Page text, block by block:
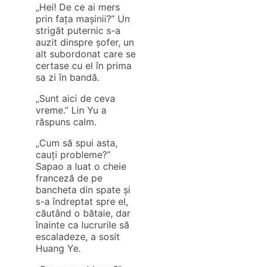
„Hei! De ce ai mers
prin fața mașinii?” Un
strigăt puternic s-a
auzit dinspre șofer, un
alt subordonat care se
certase cu el în prima
sa zi în bandă.
„Sunt aici de ceva
vreme.” Lin Yu a
răspuns calm.
„Cum să spui asta,
cauți probleme?”
Sapao a luat o cheie
franceză de pe
bancheta din spate și
s-a îndreptat spre el,
căutând o bătaie, dar
înainte ca lucrurile să
escaladeze, a sosit
Huang Ye.